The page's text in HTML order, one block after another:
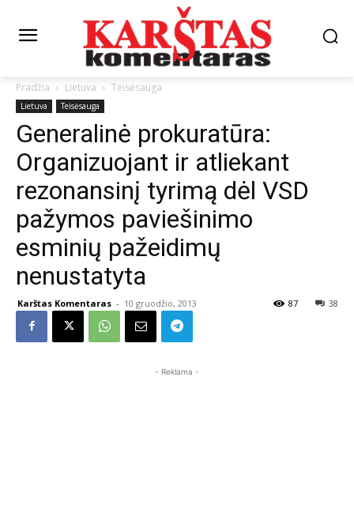
Pradžia Lietuva Teisėsauga
Lietuva Teisėsauga
Generalinė prokuratūra:
Organizuojant ir atliekant
rezonansinį tyrimą dėl VSD
pažymos paviešinimo
esminių pažeidimų
nenustatyta
Karštas Komentaras - 10 gruodžio, 2013 38
87
- Reklama -